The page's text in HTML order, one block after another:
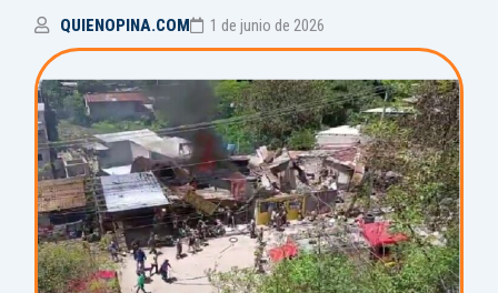
QUIENOPINA.COM 1 de junio de 2026